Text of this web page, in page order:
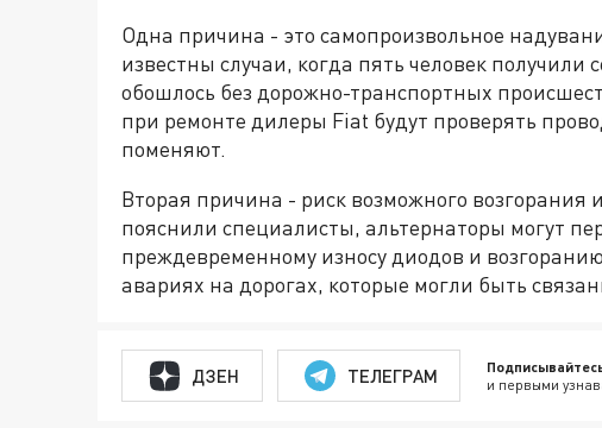
Одна причина - это самопроизвольное
известны случаи, когда пять человек получили
обошлось без дорожно-транспортных
при ремонте дилеры Fiat будут проверять
поменяют.
Вторая причина - риск возможного возгорания
пояснили специалисты, альтернаторы могут
преждевременному износу диодов и
авариях на дорогах, которые могли быть
ДЗЕН ТЕЛЕГРАМ и первыми